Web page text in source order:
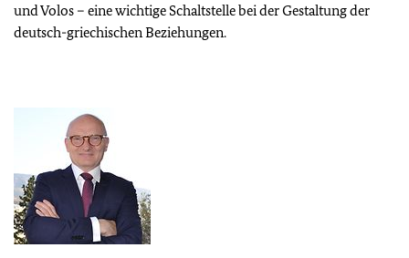
und Volos – eine wichtige Schaltstelle bei der Gestaltung der
deutsch-griechischen Beziehungen.